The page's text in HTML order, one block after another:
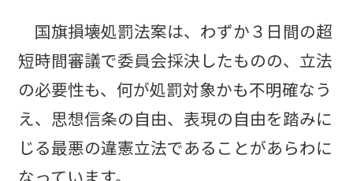
国旗損壊処罰法案は、わずか３日間の超
短時間審議で委員会採決したものの、立法
の必要性も、何が処罰対象かも不明確なう
え、思想信条の自由、表現の自由を踏みに
じる最悪の違憲立法であることがあらわに